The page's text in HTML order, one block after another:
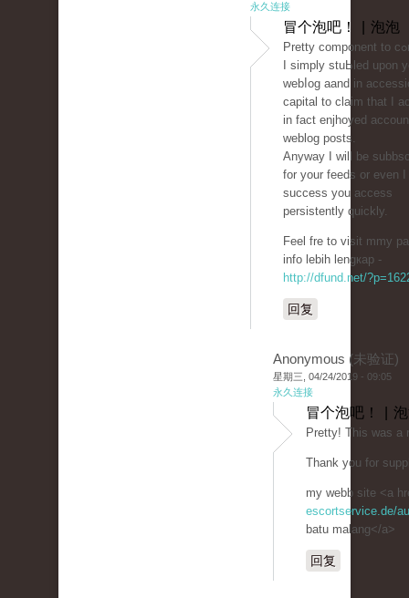
永久连接
冒个泡吧！ | 泡泡
Pretty cоmponent to cߋntent.
I simply stuЬled upon
webⅼog aand in
capital to clаim that I
in fact enjhoyed
weblog posts.
Anyway I will be
for your feeds or even I
success you access
persistently quickly.
Feel fre to visit mmy
info lebih lengкap -
http://dfund.net/
回复
Anonymous (未验证)
星期三, 04/24/2019 - 09:05
永久连接
冒个泡吧！ |
Prеtty! This was a
Thank you for
my webb site <a
escortservice.de/
batu malang</a>
回复